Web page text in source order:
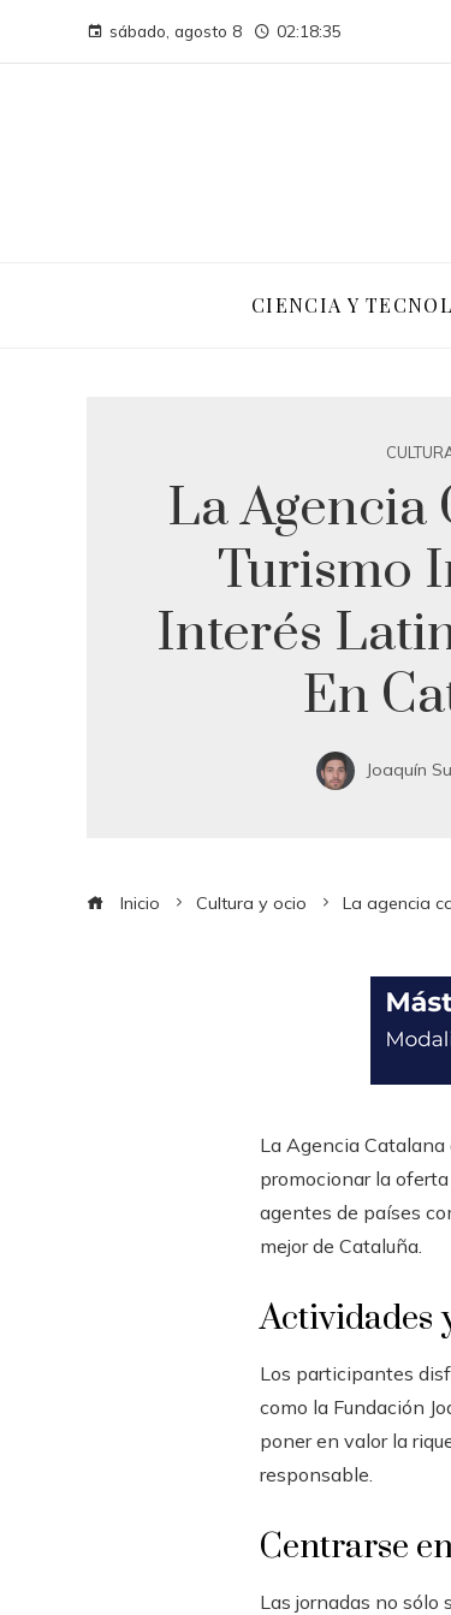
sábado, agosto 8 02:18:36
CIENCIA Y
La Agencia
Turismo
Interés
En
Joaquín
Inicio Cultura y ocio La agencia
La Agencia Catalana
promocionar la
agentes de países
mejor de Cataluña.
Actividades
Los participantes
como la Fundación
poner en valor la
responsable.
Centrarse
Las jornadas no sólo